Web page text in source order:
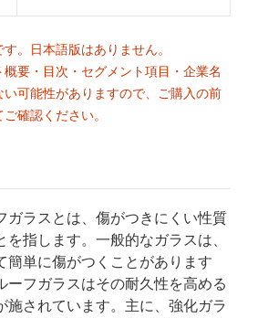
。日本語版はありません。
要・目次・セグメント項目・企業名
可能性がありますので、ご購入の前
確認ください。
ガラスとは、傷がつきにくい性質
を指します。一般的なガラスは、
簡単に傷がつくことがあります
ーフガラスはその耐久性を高める
施されています。主に、強化ガラ